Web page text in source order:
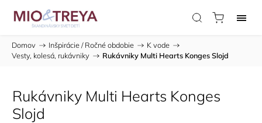
Domov / Inšpirácie / Ročné obdobie / K vode /
Vesty, kolesá, rukávniky / Rukávniky Multi Hearts Konges Slojd
Rukávniky Multi Hearts Konges
Slojd